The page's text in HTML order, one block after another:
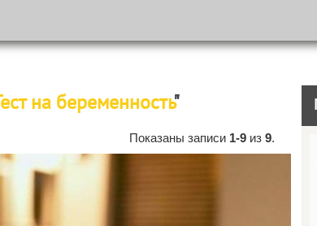
Тест на беременность"
Показаны записи 1-9из 9.